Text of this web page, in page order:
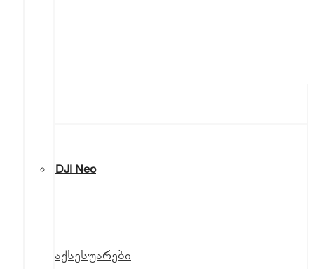
DJI Neo
აქსესუარები